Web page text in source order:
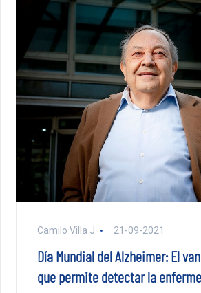
Camilo Villa J. 21-09-2021
Día Mundial del Alzheimer: El
que permite detectar la